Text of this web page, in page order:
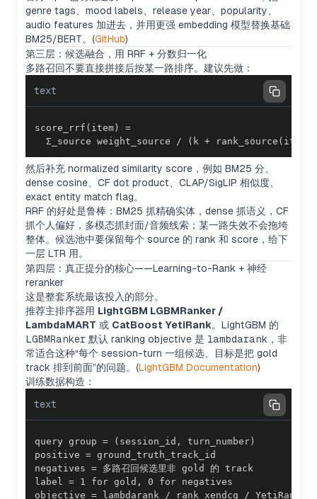
genre tags、mood labels、release year、popularity、
audio features 加进去，并用更强 embedding 模型替换基础
BM25/BERT。(GitHub)
第三层：候选融合，用 RRF + 分数归一化
多路召回不要直接拼接后按某一路排序。建议先做：
text
  Σ_source weight_source / (k + rank_source(item))
然后补充 normalized similarity score，例如 BM25 分、
dense cosine、CF dot product、CLAP/SigLIP 相似度、
exact entity match flag。
RRF 的好处是鲁棒：BM25 抓精确实体，dense 抓语义，CF
抓个人偏好，多模态抓封面/音频线索；某一路失效不会拖垮
整体。候选池中要保留每个 source 的 rank 和 score，给下
一层 LTR 用。
第四层：真正提分的核心——Learning-to-Rank + 神经
reranker
这是整套系统最该投入的部分。
推荐主排序器用 LightGBM LGBMRanker /
LambdaMART 或 CatBoost YetiRank。LightGBM 的
LGBMRanker 默认 ranking objective 是 lambdarank ，非
常适合这种“每个 session-turn 一组候选、目标是把 gold
track 排到前面”的问题。(LightGBM Documentation)
训练数据构造：
text